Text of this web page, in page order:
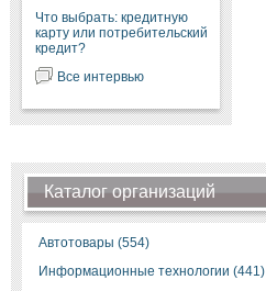
Что выбрать: кредитную
карту или потребительский
кредит?
Все интервью
Каталог организаций
Автотовары (554)
Информационные технологии (441)